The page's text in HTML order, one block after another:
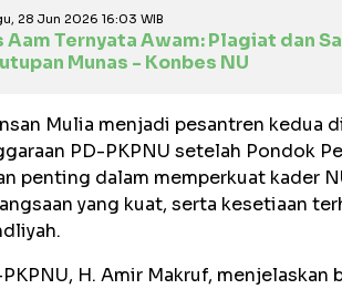
28 Jun 2026 16:03 WIB
Aam Ternyata Awam: Plagiat dan
Munas - Konbes NU
Mulia menjadi pesantren kedua
PD-PKPNU setelah Pondok
penting dalam memperkuat kader
yang kuat, serta kesetiaan
H. Amir Makruf, menjelaskan